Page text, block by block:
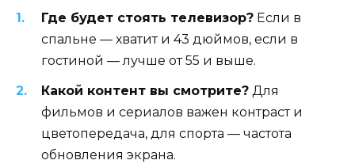
Где будет стоять телевизор? Если в
спальне — хватит и 43 дюймов, если в
гостиной — лучше от 55 и выше.
Какой контент вы смотрите? Для
фильмов и сериалов важен контраст и
цветопередача, для спорта — частота
обновления экрана.